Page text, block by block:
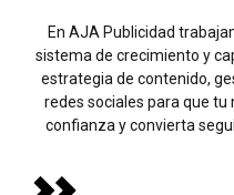
En AJA Publicidad
sistema de crecimiento y
estrategia de contenido,
redes sociales para que tu
confianza y convierta